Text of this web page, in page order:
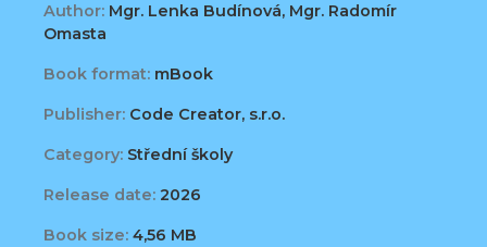
Author: Mgr. Lenka Budínová, Mgr. Radomír
Omasta
Book format: mBook
Publisher: Code Creator, s.r.o.
Category: Střední školy
Release date: 2026
Book size: 4,56 MB